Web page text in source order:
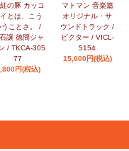
の豚 カッコ
とは、こう
うことさ。 /
譲 徳間ジャ
/ TKCA-305
77
円(税込)
マトマン 音楽篇
オリジナル・サ
ウンドトラック /
ビクター / VICL-
5154
15,000円(税込)